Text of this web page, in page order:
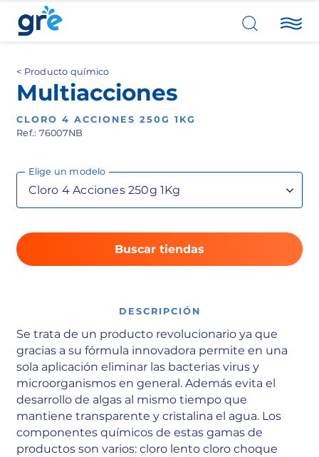
Producto químico
Multiacciones
CLORO 4 ACCIONES 250G 1KG
Ref.: 76007NB
Elige un modelo
Buscar tiendas
DESCRIPCIÓN
Se trata de un producto revolucionario ya que
gracias a su fórmula innovadora permite en una
sola aplicación eliminar las bacterias virus y
microorganismos en general. Además evita el
desarrollo de algas al mismo tiempo que
mantiene transparente y cristalina el agua. Los
componentes químicos de estas gamas de
productos son varios: cloro lento cloro choque